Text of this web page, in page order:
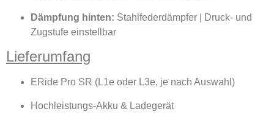
Dämpfung hinten: Stahlfederdämpfer | Druck- und
Zugstufe einstellbar
Lieferumfang
ERide Pro SR (L1e oder L3e, je nach Auswahl)
Hochleistungs-Akku & Ladegerät